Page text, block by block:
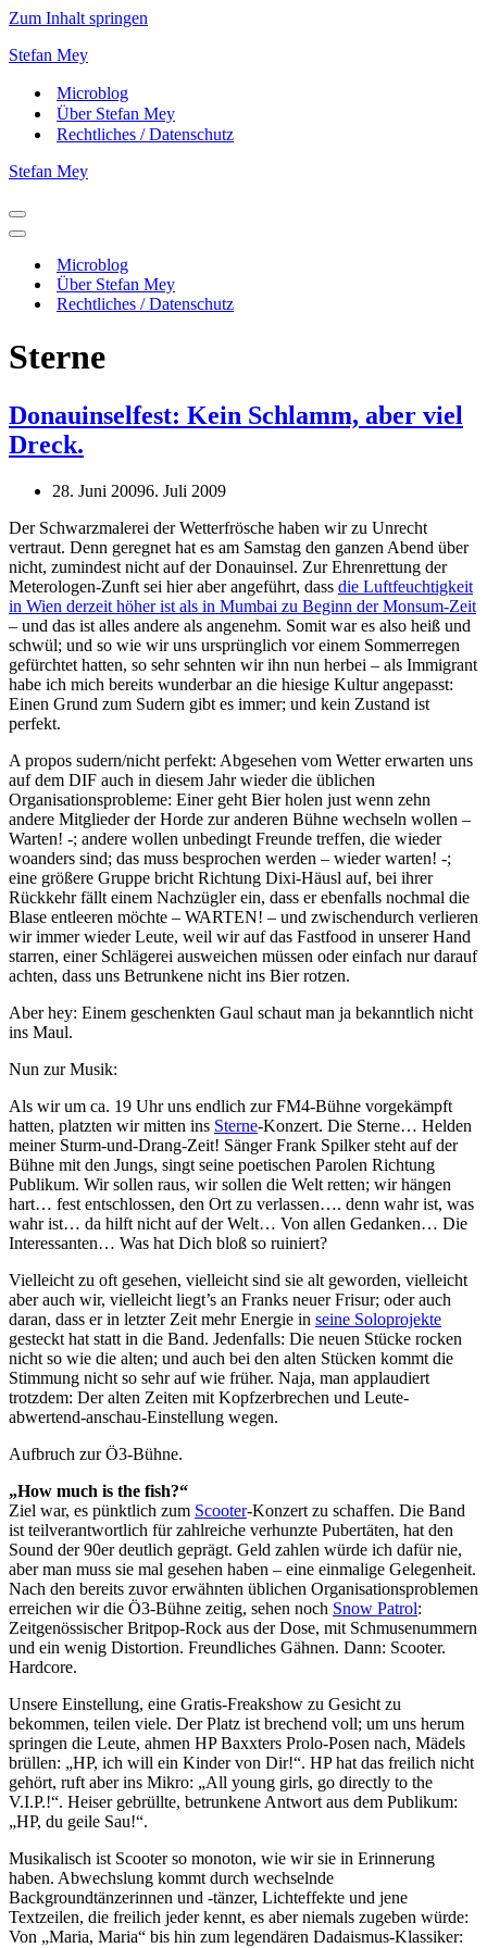
Zum Inhalt springen
Stefan Mey
Microblog
Über Stefan Mey
Rechtliches / Datenschutz
Stefan Mey
Navigationsmenü
Navigationsmenü
Microblog
Über Stefan Mey
Rechtliches / Datenschutz
Sterne
Donauinselfest: Kein Schlamm, aber viel
Dreck.
28. Juni 20096. Juli 2009
Der Schwarzmalerei der Wetterfrösche haben wir zu Unrecht
vertraut. Denn geregnet hat es am Samstag den ganzen Abend über
nicht, zumindest nicht auf der Donauinsel. Zur Ehrenrettung der
Meterologen-Zunft sei hier aber angeführt, dass die Luftfeuchtigkeit
in Wien derzeit höher ist als in Mumbai zu Beginn der Monsum-Zeit
– und das ist alles andere als angenehm. Somit war es also heiß und
schwül; und so wie wir uns ursprünglich vor einem Sommerregen
gefürchtet hatten, so sehr sehnten wir ihn nun herbei – als Immigrant
habe ich mich bereits wunderbar an die hiesige Kultur angepasst:
Einen Grund zum Sudern gibt es immer; und kein Zustand ist
perfekt.
A propos sudern/nicht perfekt: Abgesehen vom Wetter erwarten uns
auf dem DIF auch in diesem Jahr wieder die üblichen
Organisationsprobleme: Einer geht Bier holen just wenn zehn
andere Mitglieder der Horde zur anderen Bühne wechseln wollen –
Warten! -; andere wollen unbedingt Freunde treffen, die wieder
woanders sind; das muss besprochen werden – wieder warten! -;
eine größere Gruppe bricht Richtung Dixi-Häusl auf, bei ihrer
Rückkehr fällt einem Nachzügler ein, dass er ebenfalls nochmal die
Blase entleeren möchte – WARTEN! – und zwischendurch verlieren
wir immer wieder Leute, weil wir auf das Fastfood in unserer Hand
starren, einer Schlägerei ausweichen müssen oder einfach nur darauf
achten, dass uns Betrunkene nicht ins Bier rotzen.
Aber hey: Einem geschenkten Gaul schaut man ja bekanntlich nicht
ins Maul.
Nun zur Musik:
Als wir um ca. 19 Uhr uns endlich zur FM4-Bühne vorgekämpft
hatten, platzten wir mitten ins Sterne-Konzert. Die Sterne… Helden
meiner Sturm-und-Drang-Zeit! Sänger Frank Spilker steht auf der
Bühne mit den Jungs, singt seine poetischen Parolen Richtung
Publikum. Wir sollen raus, wir sollen die Welt retten; wir hängen
hart… fest entschlossen, den Ort zu verlassen…. denn wahr ist, was
wahr ist… da hilft nicht auf der Welt… Von allen Gedanken… Die
Interessanten… Was hat Dich bloß so ruiniert?
Vielleicht zu oft gesehen, vielleicht sind sie alt geworden, vielleicht
aber auch wir, vielleicht liegt’s an Franks neuer Frisur; oder auch
daran, dass er in letzter Zeit mehr Energie in seine Soloprojekte
gesteckt hat statt in die Band. Jedenfalls: Die neuen Stücke rocken
nicht so wie die alten; und auch bei den alten Stücken kommt die
Stimmung nicht so sehr auf wie früher. Naja, man applaudiert
trotzdem: Der alten Zeiten mit Kopfzerbrechen und Leute-
abwertend-anschau-Einstellung wegen.
Aufbruch zur Ö3-Bühne.
„How much is the fish?“
Ziel war, es pünktlich zum Scooter-Konzert zu schaffen. Die Band
ist teilverantwortlich für zahlreiche verhunzte Pubertäten, hat den
Sound der 90er deutlich geprägt. Geld zahlen würde ich dafür nie,
aber man muss sie mal gesehen haben – eine einmalige Gelegenheit.
Nach den bereits zuvor erwähnten üblichen Organisationsproblemen
erreichen wir die Ö3-Bühne zeitig, sehen noch Snow Patrol:
Zeitgenössischer Britpop-Rock aus der Dose, mit Schmusenummern
und ein wenig Distortion. Freundliches Gähnen. Dann: Scooter.
Hardcore.
Unsere Einstellung, eine Gratis-Freakshow zu Gesicht zu
bekommen, teilen viele. Der Platz ist brechend voll; um uns herum
springen die Leute, ahmen HP Baxxters Prolo-Posen nach, Mädels
brüllen: „HP, ich will ein Kinder von Dir!“. HP hat das freilich nicht
gehört, ruft aber ins Mikro: „All young girls, go directly to the
V.I.P.!“. Heiser gebrüllte, betrunkene Antwort aus dem Publikum:
„HP, du geile Sau!“.
Musikalisch ist Scooter so monoton, wie wir sie in Erinnerung
haben. Abwechslung kommt durch wechselnde
Backgroundtänzerinnen und -tänzer, Lichteffekte und jene
Textzeilen, die freilich jeder kennt, es aber niemals zugeben würde:
Von „Maria, Maria“ bis hin zum legendären Dadaismus-Klassiker: